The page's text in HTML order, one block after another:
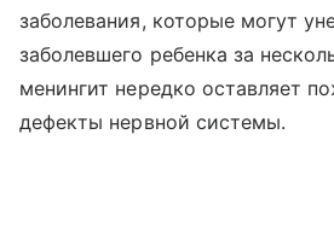
заболевания, которые могут
заболевшего ребенка за
менингит нередко оставляет
дефекты нервной системы.